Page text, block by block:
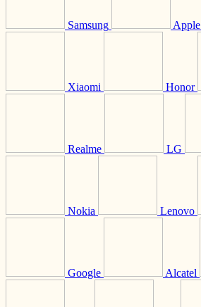
Samsung Apple
Xiaomi Honor
Realme LG
Nokia Lenovo
Google Alcatel